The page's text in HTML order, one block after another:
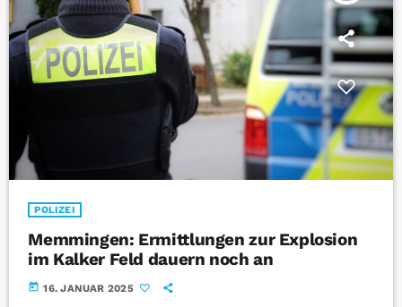
POLIZEI
Memmingen: Ermittlungen zur Explosion
im Kalker Feld dauern noch an
today 16. JANUAR 2025